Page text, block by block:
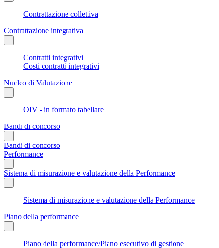
Contrattazione collettiva
Contrattazione integrativa
Contratti integrativi
Costi contratti integrativi
Nucleo di Valutazione
OIV - in formato tabellare
Bandi di concorso
Bandi di concorso
Performance
Sistema di misurazione e valutazione della Performance
Sistema di misurazione e valutazione della Performance
Piano della performance
Piano della performance/Piano esecutivo di gestione